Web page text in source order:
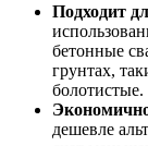
Подходит
бетонные
грунтах,
болотистые.
дешевле